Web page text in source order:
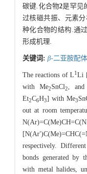
碳键.化合物2是罕见
过核磁共振、元素
种化合物的结构.通
形成机理.
关键词: β-二亚胺配
The reactions of L1Li
with Me2SnCl2,
Et2C6H3] with Me3
out at room
respectively.
bonds generated by
with metal halides,